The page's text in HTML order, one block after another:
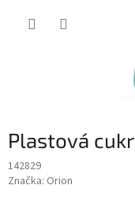
Plastová
142829
Značka: Orion